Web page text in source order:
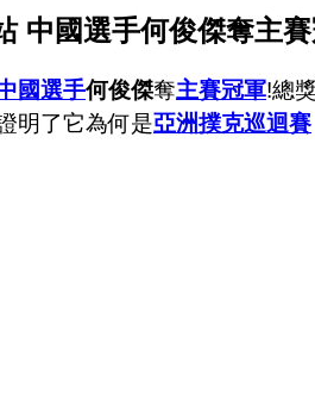
中國選手何俊傑奪主
國選手何俊傑奪主賽冠軍!總
明了它為何是亞洲撲克巡迴賽